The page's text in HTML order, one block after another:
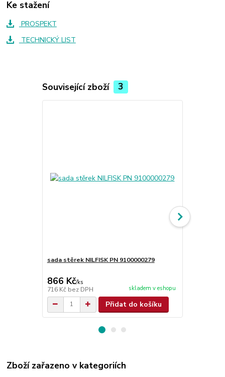
Ke stažení
PROSPEKT
TECHNICKÝ LIST
Související zboží 3
sada stěrek NILFISK PN 9100000279
866 Kč/ks
716 Kč bez DPH skladem v eshopu
Přidat do košíku
Zboží zařazeno v kategoriích